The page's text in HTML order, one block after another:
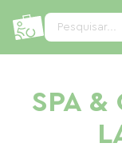
Pesquisar...
SPA &
Painel de